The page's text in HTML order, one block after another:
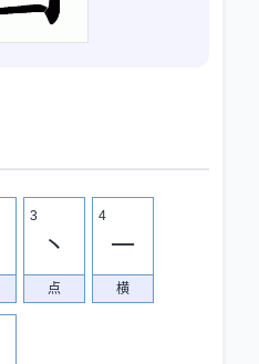
3
丶
点
4
一
横